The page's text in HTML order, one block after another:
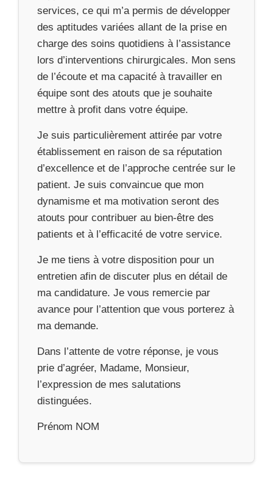
services, ce qui m’a permis de développer
des aptitudes variées allant de la prise en
charge des soins quotidiens à l’assistance
lors d’interventions chirurgicales. Mon sens
de l’écoute et ma capacité à travailler en
équipe sont des atouts que je souhaite
mettre à profit dans votre équipe.
Je suis particulièrement attirée par votre
établissement en raison de sa réputation
d’excellence et de l’approche centrée sur le
patient. Je suis convaincue que mon
dynamisme et ma motivation seront des
atouts pour contribuer au bien-être des
patients et à l’efficacité de votre service.
Je me tiens à votre disposition pour un
entretien afin de discuter plus en détail de
ma candidature. Je vous remercie par
avance pour l’attention que vous porterez à
ma demande.
Dans l’attente de votre réponse, je vous
prie d’agréer, Madame, Monsieur,
l’expression de mes salutations
distinguées.
Prénom NOM